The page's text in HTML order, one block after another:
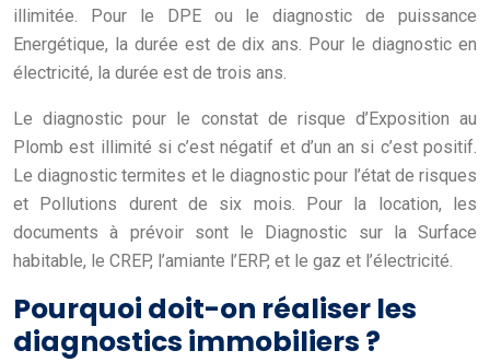
illimitée. Pour le DPE ou le diagnostic de puissance
Energétique, la durée est de dix ans. Pour le diagnostic en
électricité, la durée est de trois ans.
Le diagnostic pour le constat de risque d’Exposition au
Plomb est illimité si c’est négatif et d’un an si c’est positif.
Le diagnostic termites et le diagnostic pour l’état de risques
et Pollutions durent de six mois. Pour la location, les
documents à prévoir sont le Diagnostic sur la Surface
habitable, le CREP, l’amiante l’ERP, et le gaz et l’électricité.
Pourquoi doit-on réaliser les
diagnostics immobiliers ?